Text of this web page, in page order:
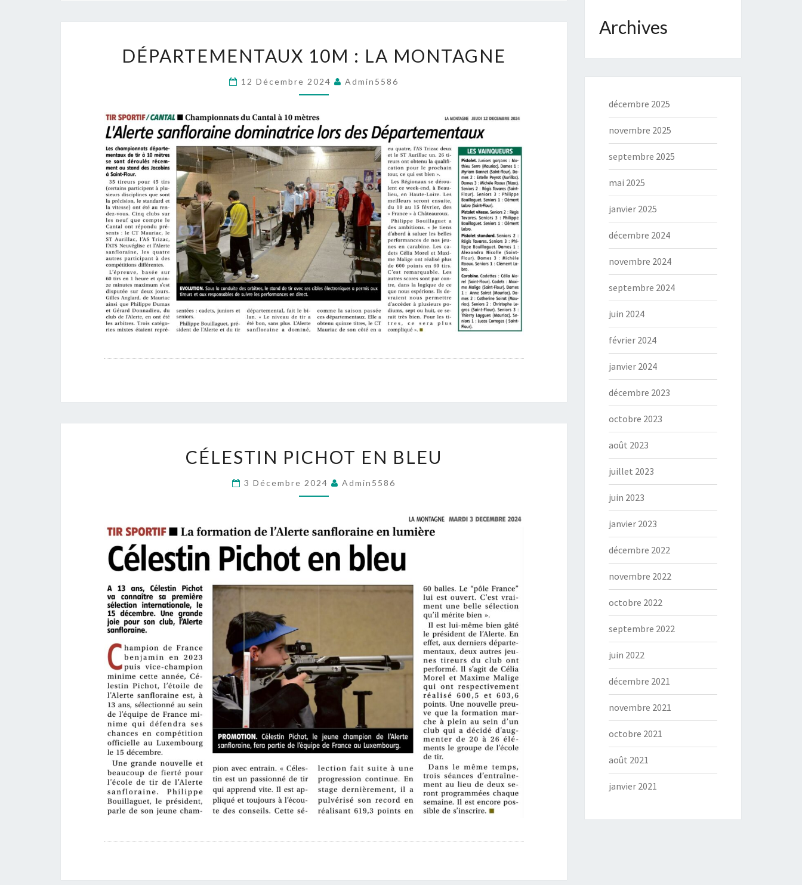
10M
:
LA
MONTAGNE
DÉPARTEMENTAUX 10M : LA MONTAGNE
12 Décembre 2024 Admin5586
PICHOT
EN
BLEU
CÉLESTIN PICHOT EN BLEU
3 Décembre 2024 Admin5586
Archives
décembre 2025
novembre 2025
septembre 2025
mai 2025
janvier 2025
décembre 2024
novembre 2024
septembre 2024
juin 2024
février 2024
janvier 2024
décembre 2023
octobre 2023
août 2023
juillet 2023
juin 2023
janvier 2023
décembre 2022
novembre 2022
octobre 2022
septembre 2022
juin 2022
décembre 2021
novembre 2021
octobre 2021
août 2021
janvier 2021